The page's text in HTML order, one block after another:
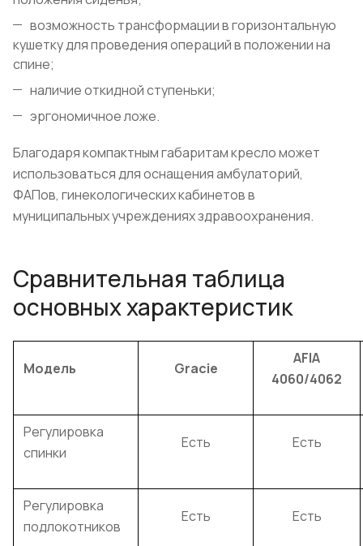
возможность трансформации в горизонтальную
кушетку для проведения операций в положении на
спине;
наличие откидной ступеньки;
эргономичное ложе.
Благодаря компактным габаритам кресло может
использоваться для оснащения амбулаторий,
ФАПов, гинекологических кабинетов в
муниципальных учреждениях здравоохранения.
Сравнительная таблица
основных характеристик
Модель Gracie
AFIA
4060/4062
Регулировка
спинки
Есть Есть
Регулировка
подлокотников
Есть Есть